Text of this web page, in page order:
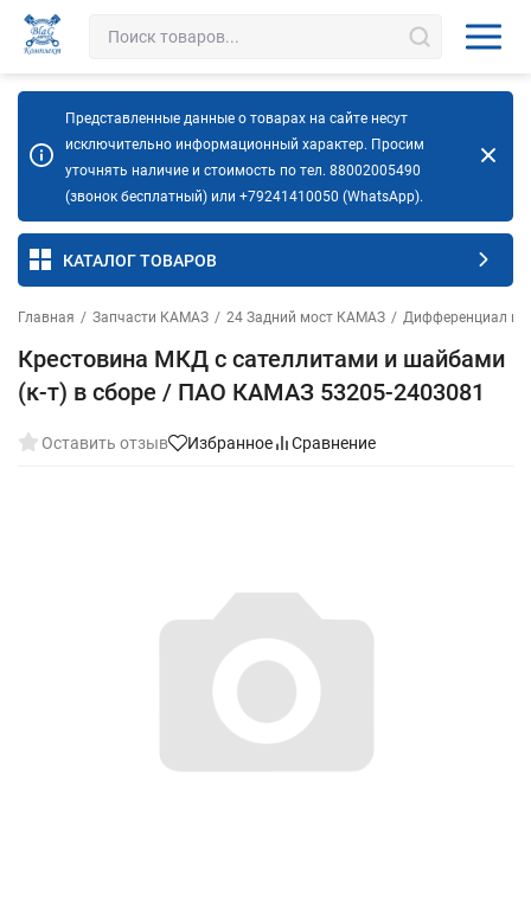
Представленные данные о товарах на сайте несут
исключительно информационный характер. Просим
уточнять наличие и стоимость по тел. 88002005490
(звонок бесплатный) или +79241410050 (WhatsApp).
КАТАЛОГ ТОВАРОВ
Главная / Запчасти КАМАЗ / 24 Задний мост КАМАЗ / Дифференциал и
Крестовина МКД с сателлитами и шайбами
(к-т) в сборе / ПАО КАМАЗ 53205-2403081
Оставить отзыв Избранное Сравнение